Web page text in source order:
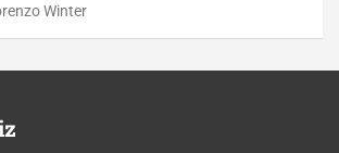
Winter